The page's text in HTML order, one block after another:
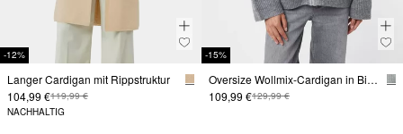
-12%
Langer Cardigan mit Rippstruktur
104,99 €119,99 €
NACHHALTIG
-15%
Oversize Wollmix-Cardigan in Bicolor
109,99 €129,99 €